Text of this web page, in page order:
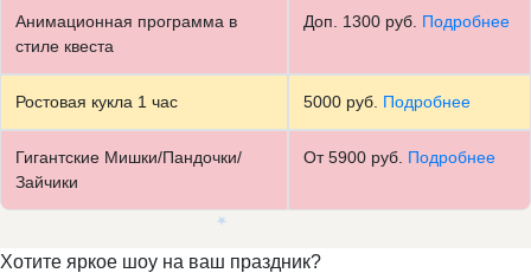
✩
❄
☆
★
Анимационная программа в
стиле квеста
Доп. 1300 руб. Подробнее
Ростовая кукла 1 час 5000 руб. Подробнее
Гигантские Мишки/Пандочки/
Зайчики
От 5900 руб. Подробнее
Хотите яркое шоу на ваш праздник?